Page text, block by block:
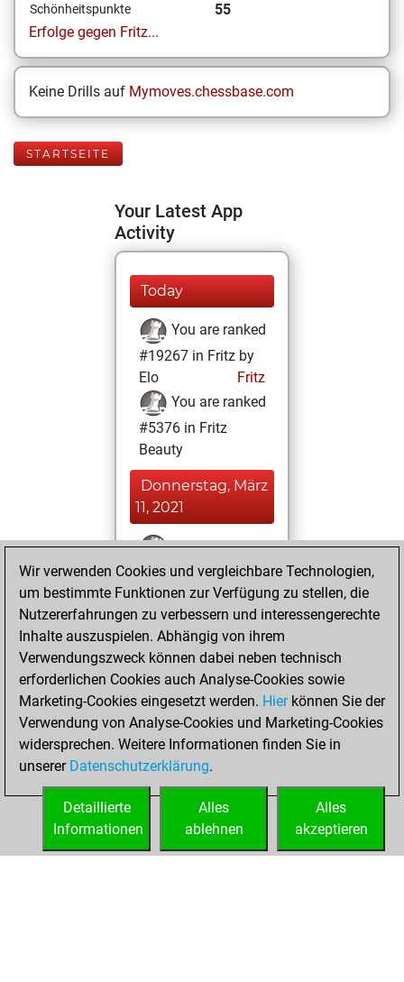
Schönheitspunkte
55
Erfolge gegen Fritz...
Keine Drills auf Mymoves.chessbase.com
STARTSEITE
Your Latest App
Activity
Today
You are ranked
#19267 in Fritz by
Elo
Fritz
You are ranked
#5376 in Fritz
Beauty
Donnerstag, März
11, 2021
You won
against Fritz
Fritz
You achieved a
BeautyScore of 55
You achieved a
new Elo of 1571
Sonntag, Februar
21, 2021
You created
your Fritz account
Wir verwenden Cookies und vergleichbare Technologien,
um bestimmte Funktionen zur Verfügung zu stellen, die
Nutzererfahrungen zu verbessern und interessengerechte
Inhalte auszuspielen. Abhängig von ihrem
Verwendungszweck können dabei neben technisch
erforderlichen Cookies auch Analyse-Cookies sowie
Marketing-Cookies eingesetzt werden. Hierkönnen Sie der
Verwendung von Analyse-Cookies und Marketing-Cookies
widersprechen. Weitere Informationen finden Sie in
unserer Datenschutzerklärung.
Alles
akzeptieren
Alles
ablehnen
Detaillierte
Informationen